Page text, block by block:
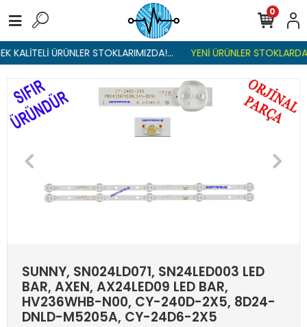
KALİTELİ ÜRÜNLER STOKLARIMIZDA!... YENİ ÜRÜNLER
0
SUNNY, SN024LD071, SN24LED003 LED
BAR, AXEN, AX24LED09 LED BAR,
HV236WHB-N00, CY-240D-2X5, 8D24-
DNLD-M5205A, CY-24D6-2X5